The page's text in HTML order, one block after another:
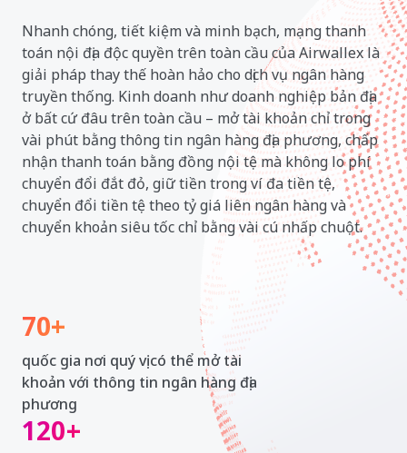
Nhanh chóng, tiết kiệm và minh bạch, mạng thanh
toán nội địa độc quyền trên toàn cầu của Airwallex là
giải pháp thay thế hoàn hảo cho dịch vụ ngân hàng
truyền thống. Kinh doanh như doanh nghiệp bản địa
ở bất cứ đâu trên toàn cầu – mở tài khoản chỉ trong
vài phút bằng thông tin ngân hàng địa phương, chấp
nhận thanh toán bằng đồng nội tệ mà không lo phí
chuyển đổi đắt đỏ, giữ tiền trong ví đa tiền tệ,
chuyển đổi tiền tệ theo tỷ giá liên ngân hàng và
chuyển khoản siêu tốc chỉ bằng vài cú nhấp chuột.
70+
quốc gia nơi quý vị có thể mở tài
khoản với thông tin ngân hàng địa
phương
120+